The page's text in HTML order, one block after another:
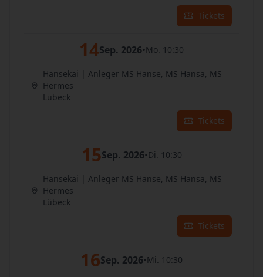
Tickets
14Sep. 2026•Mo. 10:30
Hansekai | Anleger MS Hanse, MS Hansa, MS
Hermes
Lübeck
Tickets
15Sep. 2026•Di. 10:30
Hansekai | Anleger MS Hanse, MS Hansa, MS
Hermes
Lübeck
Tickets
16Sep. 2026•Mi. 10:30